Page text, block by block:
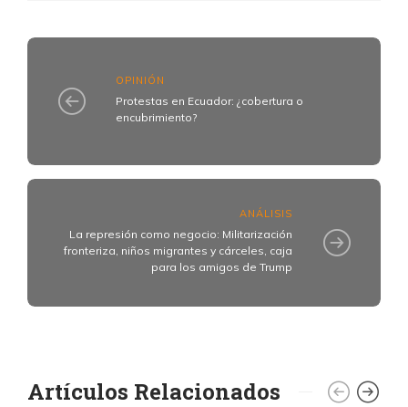
OPINIÓN
Protestas en Ecuador: ¿сobertura o
encubrimiento?
ANÁLISIS
La represión como negocio: Militarización
fronteriza, niños migrantes y cárceles, caja
para los amigos de Trump
Artículos Relacionados